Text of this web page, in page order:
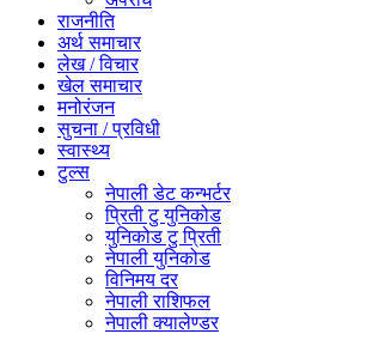
राजनीति
अर्थ समाचार
लेख / विचार
खेल समाचार
मनोरंजन
सुचना / प्रविधी
स्वास्थ्य
टुल्स
नेपाली डेट कन्भर्टर
प्रिती टु युनिकोड
युनिकोड टु प्रिती
नेपाली युनिकोड
विनिमय दर
नेपाली राशिफल
नेपाली क्यालेण्डर